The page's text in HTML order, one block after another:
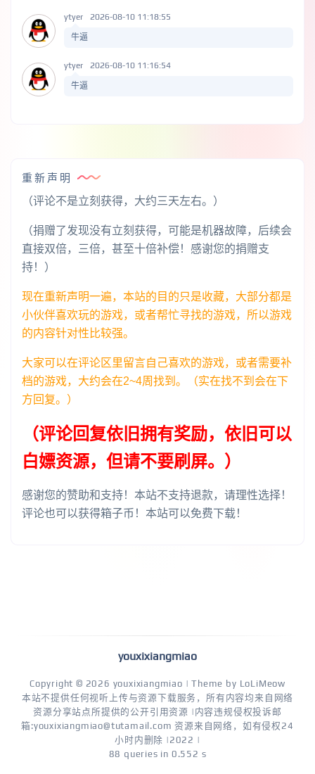
ytyer 2026-08-10 11:18:55
牛逼
ytyer 2026-08-10 11:16:54
牛逼
重新声明
（评论不是立刻获得，大约三天左右。）
（捐赠了发现没有立刻获得，可能是机器故障，后续会
直接双倍，三倍，甚至十倍补偿！感谢您的捐赠支
持！）
现在重新声明一遍，本站的目的只是收藏，大部分都是
小伙伴喜欢玩的游戏，或者帮忙寻找的游戏，所以游戏
的内容针对性比较强。
大家可以在评论区里留言自己喜欢的游戏，或者需要补
档的游戏，大约会在2~4周找到。（实在找不到会在下
方回复。）
（评论回复依旧拥有奖励，依旧可以
白嫖资源，但请不要刷屏。）
感谢您的赞助和支持！本站不支持退款，请理性选择！
评论也可以获得箱子币！本站可以免费下载！
youxixiangmiao
Copyright © 2026 youxixiangmiao | Theme by LoLiMeow
本站不提供任何视听上传与资源下载服务，所有内容均来自网络
资源分享站点所提供的公开引用资源 |内容违规侵权投诉邮
箱:youxixiangmiao@tutamail.com 资源来自网络，如有侵权24
小时内删除 |2022 |
88 queries in 0.552 s